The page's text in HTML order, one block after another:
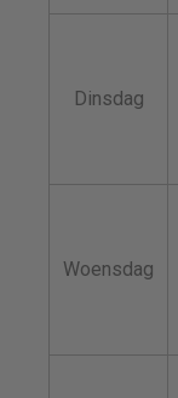
Dinsdag
Woensdag